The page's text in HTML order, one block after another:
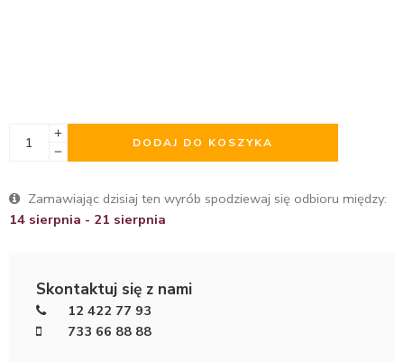
DODAJ DO KOSZYKA
Zamawiając dzisiaj ten wyrób spodziewaj się odbioru między:
14 sierpnia - 21 sierpnia
Skontaktuj się z nami
12 422 77 93
733 66 88 88